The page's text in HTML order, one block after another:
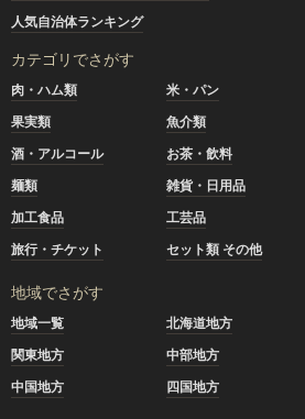
人気自治体ランキング
カテゴリでさがす
肉・ハム類 米・パン
果実類
魚介類
酒・アルコール
お茶・飲料
麺類
雑貨・日用品
加工食品
工芸品
旅行・チケット
セット類 その他
地域でさがす
地域一覧 北海道地方
関東地方
中部地方
中国地方
四国地方